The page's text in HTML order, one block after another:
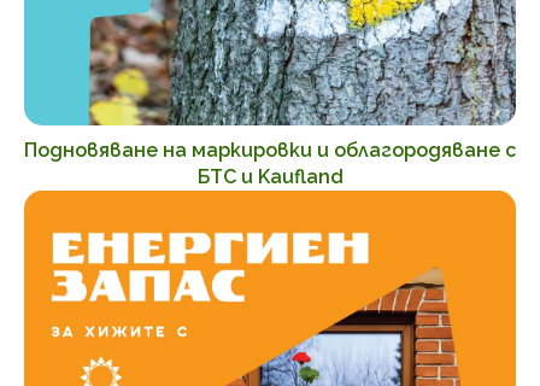
Подновяване на маркировки и облагородяване с
БТС и Kaufland